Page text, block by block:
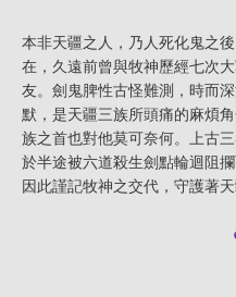
本非天疆之人，乃人死化鬼之
在，久遠前曾與牧神歷經七次
友。劍鬼脾性古怪難測，時而
默，是天疆三族所頭痛的麻煩
族之首也對他莫可奈何。上古
於半途被六道殺生劍點輪迴阻
因此謹記牧神之交代，守護著天